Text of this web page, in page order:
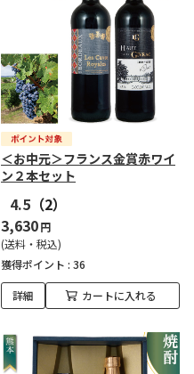
＜お中元＞フランス金賞赤ワイ
ン２本セット
4.5 （2）
3,630円
(送料・税込)
獲得ポイント : 36
詳細 カートに入れる